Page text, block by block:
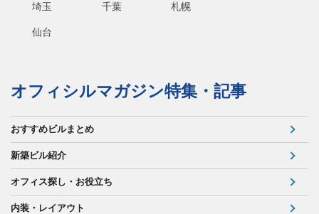
埼玉 千葉 札幌
仙台
オフィシルマガジン特集・記事
おすすめビルまとめ
新築ビル紹介
オフィス探し・お役立ち
内装・レイアウト